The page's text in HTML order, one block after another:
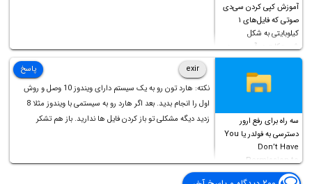
آموزش کپی کردن سی‌دی
صوتی که فایل‌های ۱
کیلوبایتی به شکل
شورت‌کات در آن موجود
است!
سه راه برای رفع ارور
دسترسی به فولدر یا You
Don’t Have
Permission to
Access this folder
exir
نکته: هارد تون رو به یک سیستم دارای ویندوز 10 وصل و روش
اول را انجام بدید. بعد اگر هارد رو به سیستمی با ویندوز مثلا 8
زدید دیگه مشکلی تو باز کردن فایل ها ندارید. باز هم تشکر
پاسخ